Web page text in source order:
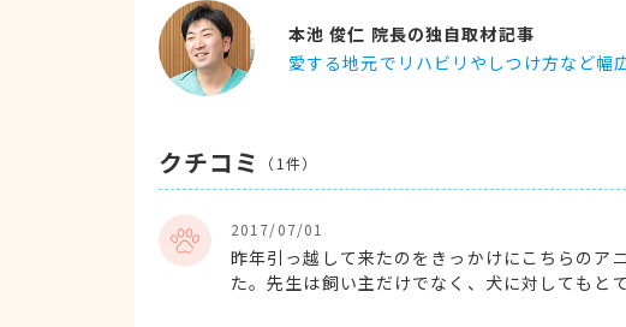
本池 俊仁 院長の独自取材記事
愛する地元でリハビリやしつけ方など幅
クチコミ （ 1 件）
2017/07/01
昨年引っ越して来たのをきっかけにこちらのア
た。先生は飼い主だけでなく、犬に対してもと
て優しく声がけしてくださるので我が家の愛